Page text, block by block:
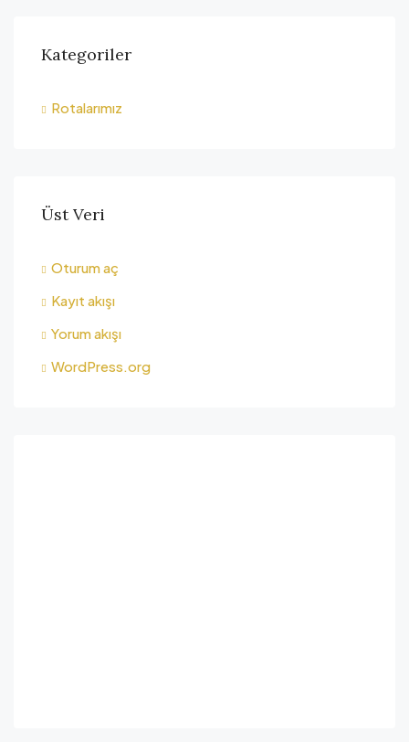
Kategoriler
Rotalarımız
Üst Veri
Oturum aç
Kayıt akışı
Yorum akışı
WordPress.org